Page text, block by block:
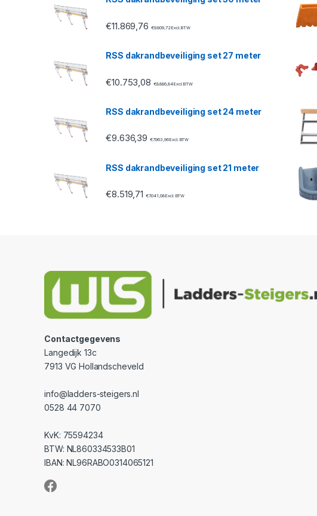
€11.869,76 €9.809,72Excl. BTW
RSS dakrandbeveiliging set 27 meter
€10.753,08 €8.886,84Excl. BTW
RSS dakrandbeveiliging set 24 meter
€9.636,39 €7.963,96Excl. BTW
RSS dakrandbeveiliging set 21 meter
€8.519,71 €7.041,08Excl. BTW
Contactgegevens
Langedijk 13c
7913 VG Hollandscheveld
info@ladders-steigers.nl
0528 44 7070
KvK: 75594234
BTW: NL860334533B01
IBAN: NL96RABO0314065121